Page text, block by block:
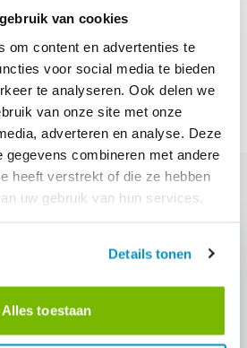
van cookies
om content en advertenties te
voor social media te bieden
te analyseren. Ook delen we
van onze site met onze
adverteren en analyse. Deze
gegevens combineren met andere
heeft verstrekt of die ze hebben
uw gebruik van hun services.
Details tonen
Alles toestaan
an: "Verwaltung von